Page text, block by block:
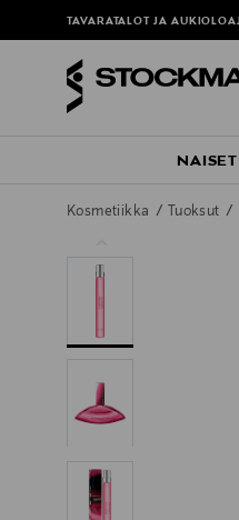
TAVARATALOT JA
NAISET
Kosmetiikka Tuoksut